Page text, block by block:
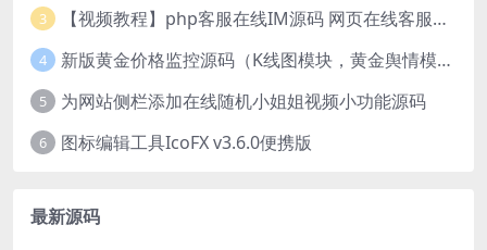
3 【视频教程】php客服在线IM源码 网页在线客服软件代码
4 新版黄金价格监控源码（K线图模块，黄金舆情模块，AI智能客服源码）
5 为网站侧栏添加在线随机小姐姐视频小功能源码
6 图标编辑工具IcoFX v3.6.0便携版
最新源码